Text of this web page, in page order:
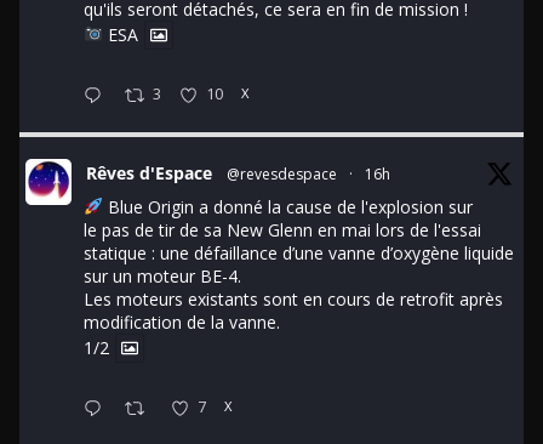
qu'ils seront détachés, ce sera en fin de mission !
ESA
3 10 X
Rêves d'Espace @revesdespace · 16h
Blue Origin a donné la cause de l'explosion sur
le pas de tir de sa New Glenn en mai lors de l'essai
statique : une défaillance d’une vanne d’oxygène liquide
sur un moteur BE-4.
Les moteurs existants sont en cours de retrofit après
modification de la vanne.
1/2
7 X